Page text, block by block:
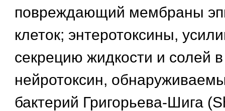
повреждающий мембраны
клеток; энтеротоксины,
секрецию жидкости и солей
нейротоксин,
бактерий Григорьева-Шига